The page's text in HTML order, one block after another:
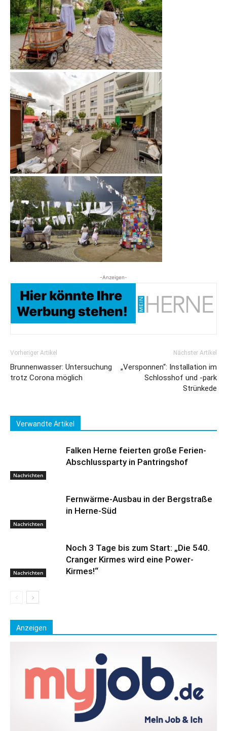
-Anzeigen-
Vorheriger Artikel
Brunnenwasser: Untersuchung
trotz Corona möglich
Nächster Artikel
„Versponnen“: Installation im
Schlosshof und -park
Strünkede
Verwandte Artikel
Nachrichten
Falken Herne feierten große Ferien-
Abschlussparty in Pantringshof
Nachrichten
Fernwärme-Ausbau in der Bergstraße
in Herne-Süd
Nachrichten
Noch 3 Tage bis zum Start: „Die 540.
Cranger Kirmes wird eine Power-
Kirmes!“
Anzeigen